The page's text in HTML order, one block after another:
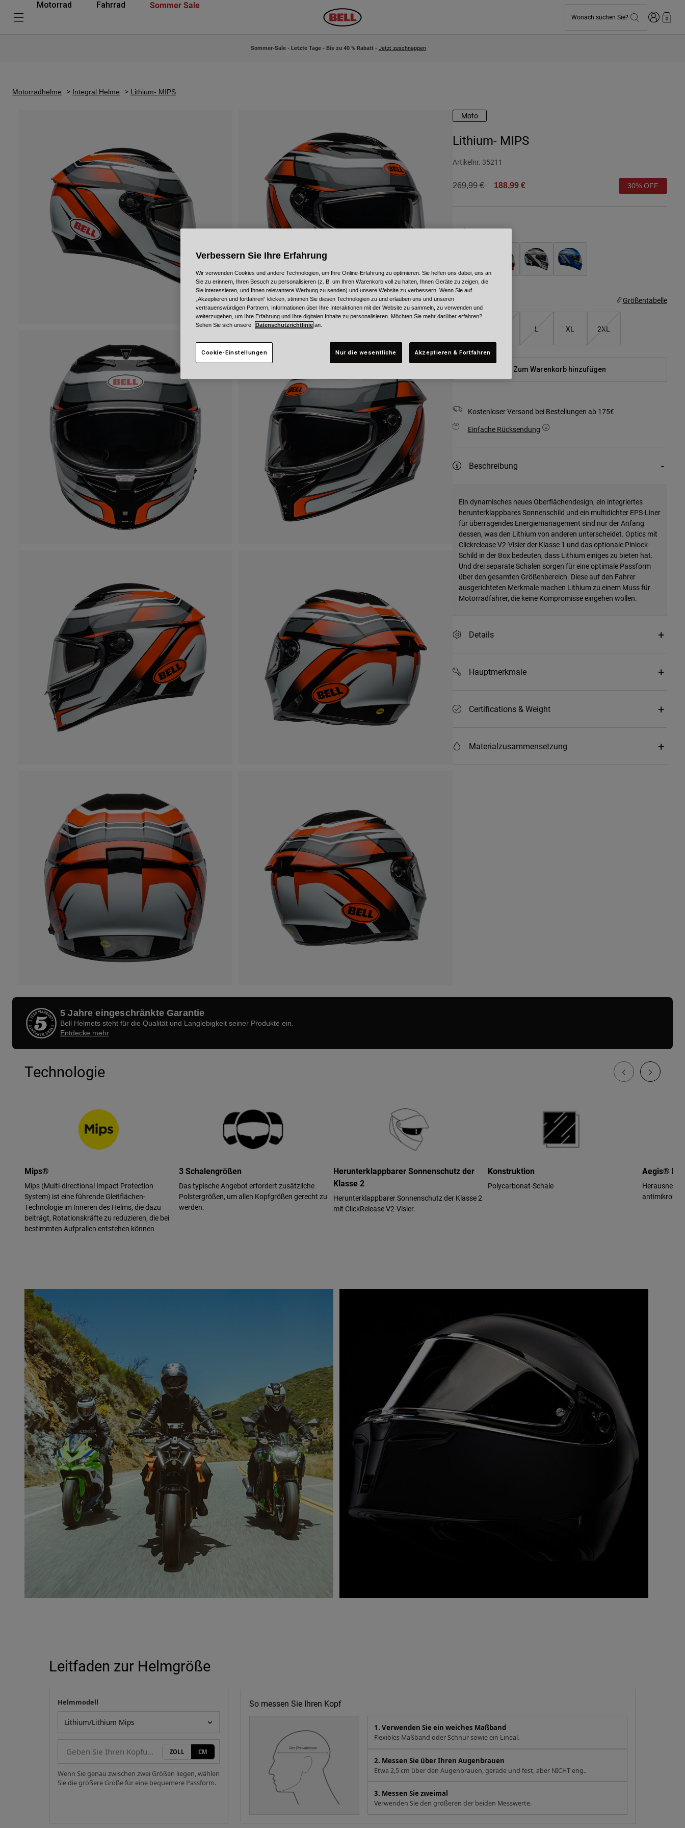
Motorrad Fahrrad Sommer Sale
Wonach suchen Sie? Anmelden
0
Sommer-Sale - Letzte Tage - Bis zu 40 % Rabatt - Jetzt zuschnappen
Motorradhelme Integral Helme Lithium- MIPS
Moto
Lithium- MIPS
Artikelnr. 35211
Price reduced from
269,99 €to 188,99 € 30% OFF
Farben -
Größe Größentabelle
L XL 2XL
Zum Warenkorb hinzufügen
Kostenloser Versand bei Bestellungen ab 175€
Einfache Rücksendung
Beschreibung
Ein dynamisches neues Oberflächendesign, ein integriertes
herunterklappbares Sonnenschild und ein multidichter EPS-Liner
für überragendes Energiemanagement sind nur der Anfang
dessen, was den Lithium von anderen unterscheidet. Optics mit
Clickrelease V2-Visier der Klasse 1 und das optionale Pinlock-
Schild in der Box bedeuten, dass Lithium einiges zu bieten hat.
Und drei separate Schalen sorgen für eine optimale Passform
über den gesamten Größenbereich. Diese auf den Fahrer
ausgerichteten Merkmale machen Lithium zu einem Muss für
Motorradfahrer, die keine Kompromisse eingehen wollen.
Details
Hauptmerkmale
Certifications & Weight
Materialzusammensetzung
5 Jahre eingeschränkte Garantie
Bell Helmets steht für die Qualität und Langlebigkeit seiner Produkte ein.
Entdecke mehr
Technologie
Mips®
Mips (Multi-directional Impact Protection
System) ist eine führende Gleitflächen-
Technologie im Inneren des Helms, die dazu
beiträgt, Rotationskräfte zu reduzieren, die bei
bestimmten Aufprallen entstehen können
3 Schalengrößen
Das typische Angebot erfordert zusätzliche
Polstergrößen, um allen Kopfgrößen gerecht zu
werden.
Herunterklappbarer Sonnenschutz der
Klasse 2
Herunterklappbarer Sonnenschutz der Klasse 2
mit ClickRelease V2-Visier.
Konstruktion
Polycarbonat-Schale
Aegis®
Leitfaden zur Helmgröße
So messen Sie Ihren Kopf
1. Verwenden Sie ein weiches Maßband
Flexibles Maßband oder Schnur sowie ein Lineal.
2. Messen Sie über Ihren Augenbrauen
Etwa 2,5 cm über den Augenbrauen, gerade und fest, aber NICHT eng..
3. Messen Sie zweimal
Verwenden Sie den größeren der beiden Messwerte.
Ihre Messung
Helmmodell
ZOLL CM
Wenn Sie genau zwischen zwei Größen liegen, wählen
Sie die größere Größe für eine bequemere Passform.
Verbessern Sie Ihre Erfahrung
Wir verwenden Cookies und andere Technologien, um Ihre Online-Erfahrung zu optimieren. Sie helfen uns dabei, uns an
Sie zu erinnern, Ihren Besuch zu personalisieren (z. B. um Ihren Warenkorb voll zu halten, Ihnen Geräte zu zeigen, die
Sie interessieren, und Ihnen relevantere Werbung zu senden) und unsere Website zu verbessern. Wenn Sie auf
„Akzeptieren und fortfahren“ klicken, stimmen Sie diesen Technologien zu und erlauben uns und unseren
vertrauenswürdigen Partnern, Informationen über Ihre Interaktionen mit der Website zu sammeln, zu verwenden und
weiterzugeben, um Ihre Erfahrung und Ihre digitalen Inhalte zu personalisieren. Möchten Sie mehr darüber erfahren?
Sehen Sie sich unsere
Datenschutzrichtlinie an.
Cookie-Einstellungen Nur die wesentliche Akzeptieren & Fortfahren